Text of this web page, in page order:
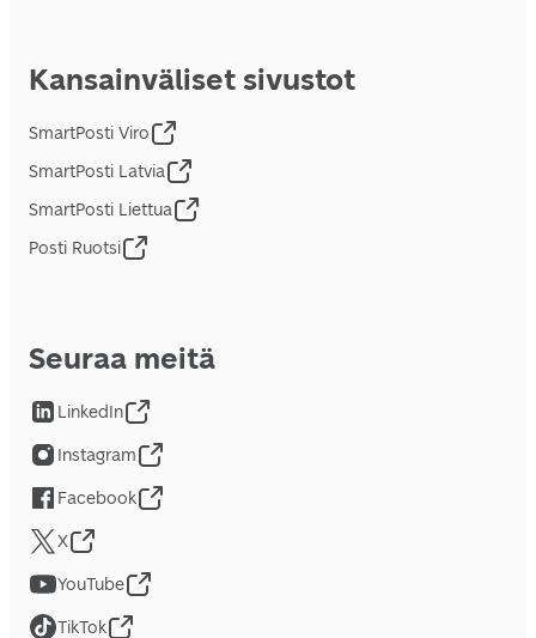
Kansainväliset sivustot
SmartPosti Viro
SmartPosti Latvia
SmartPosti Liettua
Posti Ruotsi
Seuraa meitä
LinkedIn
Instagram
Facebook
X
YouTube
TikTok